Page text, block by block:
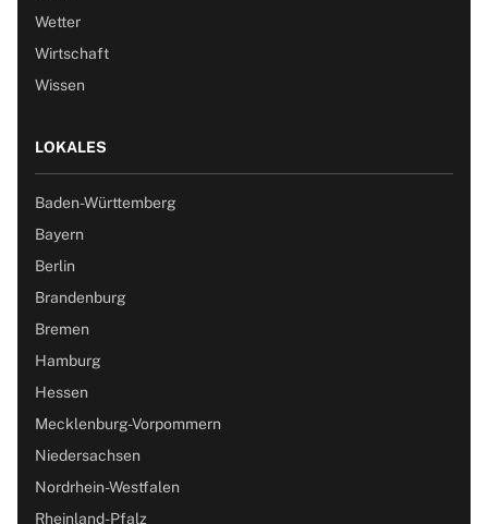
Wetter
Wirtschaft
Wissen
LOKALES
Baden-Württemberg
Bayern
Berlin
Brandenburg
Bremen
Hamburg
Hessen
Mecklenburg-Vorpommern
Niedersachsen
Nordrhein-Westfalen
Rheinland-Pfalz